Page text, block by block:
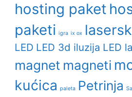
hosting paket
paketi igra ix ox
LED LED 3d iluzija LED
magnet magneti
kućica paleta Petrinja